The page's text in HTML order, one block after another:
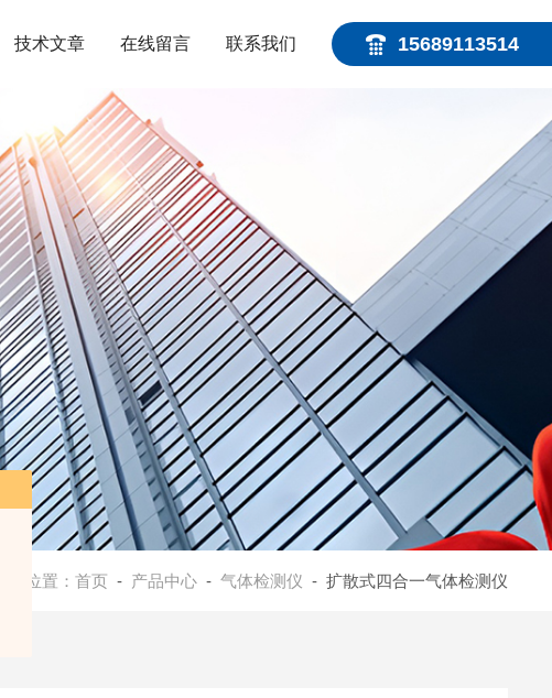
15689113514
技术文章 在线留言 联系我们
当前位置： 首页 - 产品中心- 气体检测仪 - 扩散式四合一气体检测仪